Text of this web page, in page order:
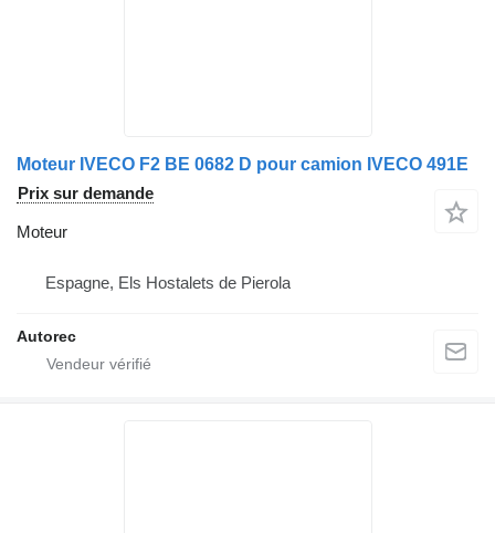
Moteur IVECO F2 BE 0682 D pour camion IVECO 491E
Prix sur demande
Moteur
Espagne, Els Hostalets de Pierola
Autorec